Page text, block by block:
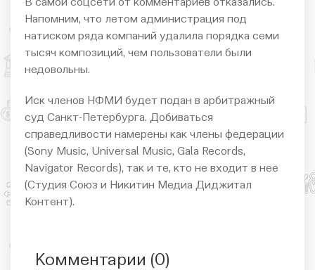
В самой соцсети от комментариев отказались.
Напомним, что летом администрация под
натиском ряда компаний удалила порядка семи
тысяч композиций, чем пользователи были
недовольны.
Иск членов НФМИ будет подан в арбитражный
суд Санкт-Петербурга. Добиваться
справедливости намерены как члены федерации
(Sony Music, Universal Music, Gala Records,
Navigator Records), так и те, кто не входит в нее
(Студия Союз и Никитин Медиа Диджитал
Контент).
Комментарии (0)